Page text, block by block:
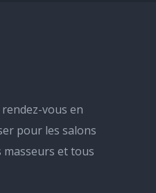
vous en
pour les salons
masseurs et tous